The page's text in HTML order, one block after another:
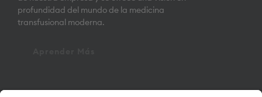
profundidad del mundo de la medicina
transfusional moderna.